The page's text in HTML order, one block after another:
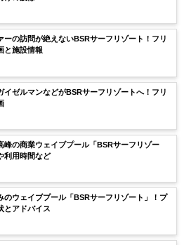
ーの訪問が絶えないBSRサーフリゾート！フリ
と施設情報
イゼルマンなどがBSRサーフリゾートへ！フリ
峰の商業ウェイブプール「BSRサーフリゾー
利用時間など
のウェイブプール「BSRサーフリゾート」！プ
とアドバイス